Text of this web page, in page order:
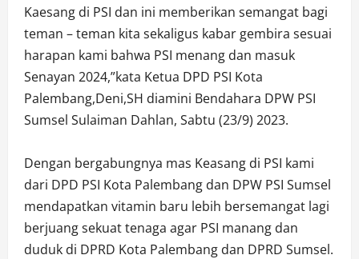
Kaesang di PSI dan ini memberikan semangat bagi
teman – teman kita sekaligus kabar gembira sesuai
harapan kami bahwa PSI menang dan masuk
Senayan 2024,”kata Ketua DPD PSI Kota
Palembang,Deni,SH diamini Bendahara DPW PSI
Sumsel Sulaiman Dahlan, Sabtu (23/9) 2023.
Dengan bergabungnya mas Keasang di PSI kami
dari DPD PSI Kota Palembang dan DPW PSI Sumsel
mendapatkan vitamin baru lebih bersemangat lagi
berjuang sekuat tenaga agar PSI manang dan
duduk di DPRD Kota Palembang dan DPRD Sumsel.